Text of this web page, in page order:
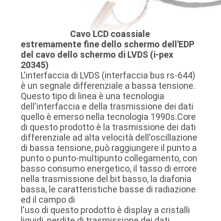
CONTROLLO
DELLA
QUALITÀ
CONTATTACI
NOTIZIE
CASI
CHIEDI
Cavo LCD coassiale
estremamente fine dello schermo dell'EDP
del cavo dello schermo di LVDS (i-pex
20345)
L'interfaccia di LVDS (interfaccia bus rs-644)
è un segnale differenziale a bassa tensione.
Questo tipo di linea è una tecnologia
dell'interfaccia e della trasmissione dei dati
quello è emerso nella tecnologia 1990s.Core
di questo prodotto è la trasmissione dei dati
differenziale ad alta velocità dell'oscillazione
di bassa tensione, può raggiungere il punto a
punto o punto-multipunto collegamento, con
basso consumo energetico, il tasso di errore
nella trasmissione del bit basso, la diafonia
bassa, le caratteristiche basse di radiazione
ed il campo di
l'uso di questo prodotto è display a cristalli